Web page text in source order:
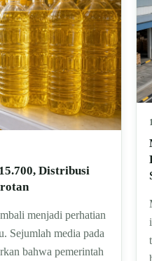
Distribusi
menjadi perhatian
Sejumlah media pada
bahwa pemerintah